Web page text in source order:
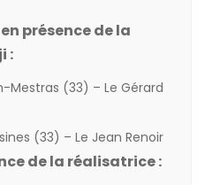
présence de la
:
Mestras (33) – Le Gérard
(33) – Le Jean Renoir
de la réalisatrice :